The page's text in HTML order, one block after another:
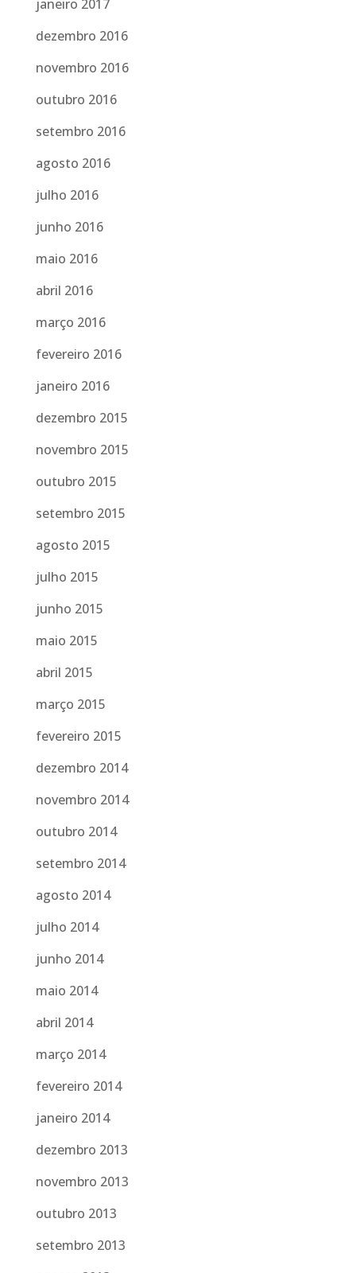
janeiro 2017
dezembro 2016
novembro 2016
outubro 2016
setembro 2016
agosto 2016
julho 2016
junho 2016
maio 2016
abril 2016
março 2016
fevereiro 2016
janeiro 2016
dezembro 2015
novembro 2015
outubro 2015
setembro 2015
agosto 2015
julho 2015
junho 2015
maio 2015
abril 2015
março 2015
fevereiro 2015
dezembro 2014
novembro 2014
outubro 2014
setembro 2014
agosto 2014
julho 2014
junho 2014
maio 2014
abril 2014
março 2014
fevereiro 2014
janeiro 2014
dezembro 2013
novembro 2013
outubro 2013
setembro 2013